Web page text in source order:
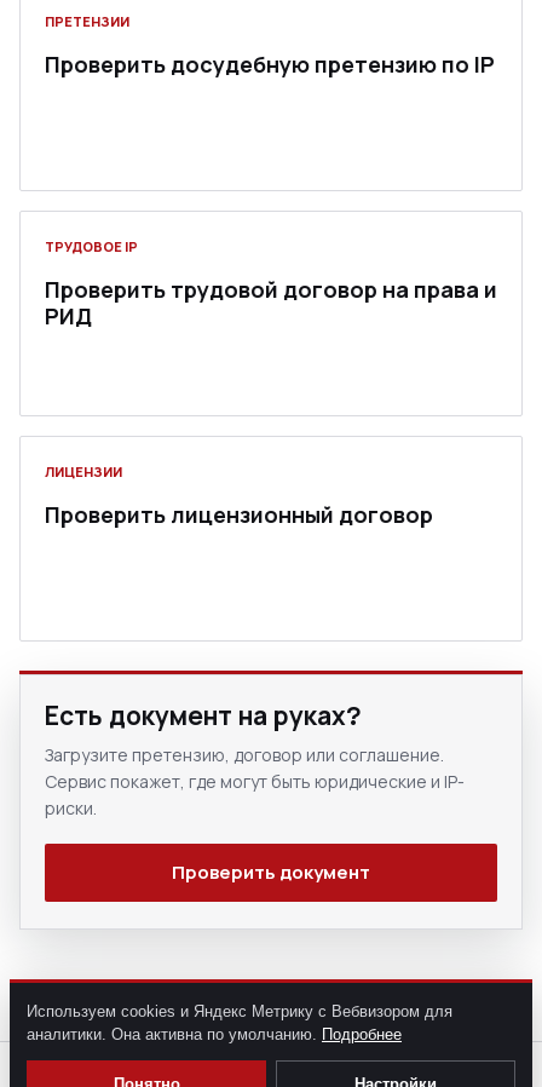
Есть документ на руках?
Загрузите претензию, договор или соглашение.
Сервис покажет, где могут быть юридические и IP-
риски.
Проверить документ
ПРЕТЕНЗИИ
Проверить досудебную претензию по IP
ТРУДОВОЕ IP
Проверить трудовой договор на права и
РИД
ЛИЦЕНЗИИ
Проверить лицензионный договор
💬
Используем cookies и Яндекс Метрику с Вебвизором для
аналитики. Она активна по умолчанию. Подробнее
Понятно Настройки